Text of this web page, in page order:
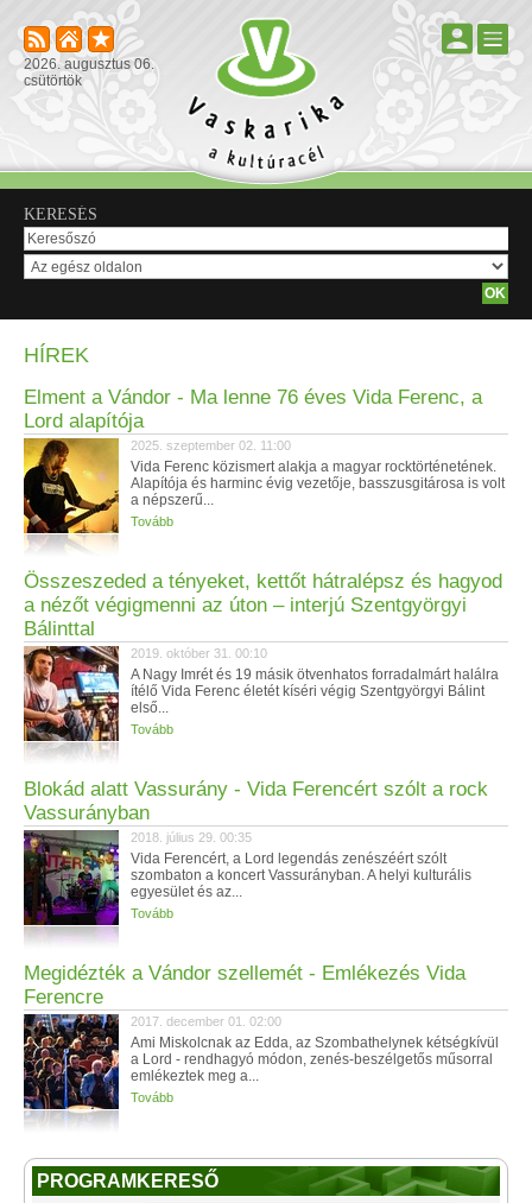
2026. augusztus 06.
csütörtök
KERESÉS
HÍREK
Elment a Vándor - Ma lenne 76 éves Vida Ferenc, a
Lord alapítója
2025. szeptember 02. 11:00
Vida Ferenc közismert alakja a magyar rocktörténetének.
Alapítója és harminc évig vezetője, basszusgitárosa is volt
a népszerű...
Tovább
Összeszeded a tényeket, kettőt hátralépsz és hagyod
a nézőt végigmenni az úton – interjú Szentgyörgyi
Bálinttal
2019. október 31. 00:10
A Nagy Imrét és 19 másik ötvenhatos forradalmárt halálra
ítélő Vida Ferenc életét kíséri végig Szentgyörgyi Bálint
első...
Tovább
Blokád alatt Vassurány - Vida Ferencért szólt a rock
Vassurányban
2018. július 29. 00:35
Vida Ferencért, a Lord legendás zenészéért szólt
szombaton a koncert Vassurányban. A helyi kulturális
egyesület és az...
Tovább
Megidézték a Vándor szellemét - Emlékezés Vida
Ferencre
2017. december 01. 02:00
Ami Miskolcnak az Edda, az Szombathelynek kétségkívül
a Lord - rendhagyó módon, zenés-beszélgetős műsorral
emlékeztek meg a...
Tovább
PROGRAMKERESŐ